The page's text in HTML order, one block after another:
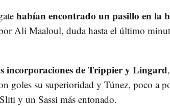
habían encontrado un pasillo en la
Ali Maaloul, duda hasta el último
incorporaciones de Trippier y Lingard
goles su superioridad y Túnez, poco a
y un Sassi más entonado.